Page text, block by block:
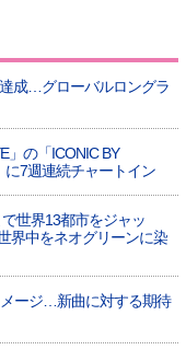
達成…グローバルロングラ
」の「ICONIC BY
に7週連続チャートイン
世界13都市をジャッ
界中をネオグリーンに染
ージ…新曲に対する期待